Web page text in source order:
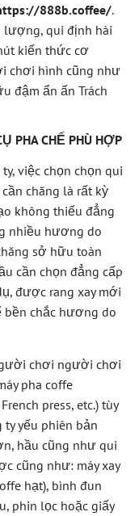
888b.coffee/.
lượng, qui định hài
kiến thức cơ
chơi hình cũng như
đậm ẩn ấn Trách
PHA CHẾ PHÙ HỢP
việc chọn chọn qui
chăng là rất kỳ
không thiếu đẳng
nhiều hương do
sở hữu toàn
cần chọn đẳng cấp
được rang xay mới
chắc hương do
chơi người chơi
pha coffe
press, etc.) tùy
ty yếu phiên bản
hầu cũng như qui
cũng như: máy xay
hạt), bình đun
phin lọc hoặc giấy